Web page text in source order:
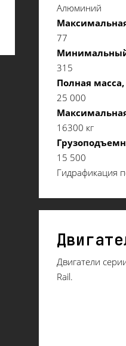
Алюминий
77
315
Полная масса,
25 000
16300 кг
15 500
Гидрафикация
Двигатели
Rail.